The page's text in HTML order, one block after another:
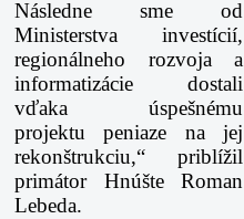
Následne sme od
Ministerstva investícií,
regionálneho rozvoja a
informatizácie dostali
vďaka úspešnému
projektu peniaze na jej
rekonštrukciu,“ priblížil
primátor Hnúšte Roman
Lebeda.